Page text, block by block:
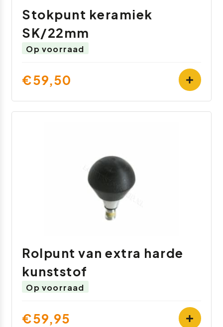
Stokpunt keramiek
SK/22mm
Op voorraad
€59,50
Rolpunt van extra harde
kunststof
Op voorraad
€59,95